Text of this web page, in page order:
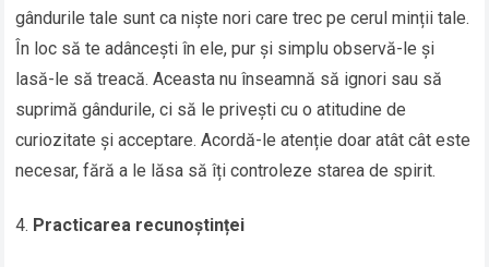
gândurile tale sunt ca niște nori care trec pe cerul minții tale.
În loc să te adâncești în ele, pur și simplu observă-le și
lasă-le să treacă. Aceasta nu înseamnă să ignori sau să
suprimă gândurile, ci să le privești cu o atitudine de
curiozitate și acceptare. Acordă-le atenție doar atât cât este
necesar, fără a le lăsa să îți controleze starea de spirit.
Practicarea recunoștinței